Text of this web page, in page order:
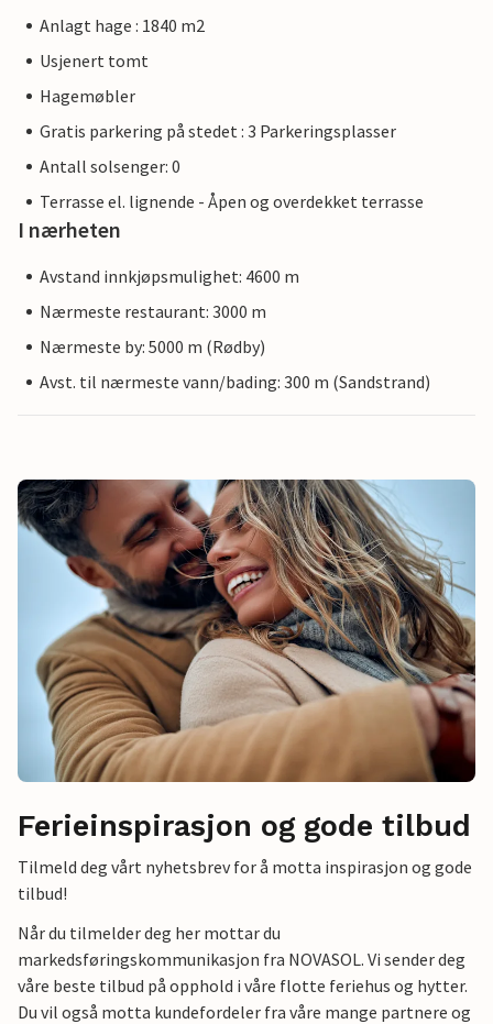
Anlagt hage : 1840 m2
Usjenert tomt
Hagemøbler
Gratis parkering på stedet : 3 Parkeringsplasser
Antall solsenger: 0
Terrasse el. lignende - Åpen og overdekket terrasse
I nærheten
Avstand innkjøpsmulighet: 4600 m
Nærmeste restaurant: 3000 m
Nærmeste by: 5000 m (Rødby)
Avst. til nærmeste vann/bading: 300 m (Sandstrand)
Ferieinspirasjon og gode tilbud
Tilmeld deg vårt nyhetsbrev for å motta inspirasjon og gode
tilbud!
Når du tilmelder deg her mottar du
markedsføringskommunikasjon fra NOVASOL. Vi sender deg
våre beste tilbud på opphold i våre flotte feriehus og hytter.
Du vil også motta kundefordeler fra våre mange partnere og